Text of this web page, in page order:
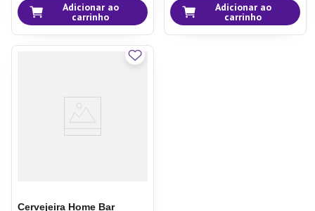
Adicionar ao
carrinho
Adicionar ao
carrinho
Cervejeira Home Bar